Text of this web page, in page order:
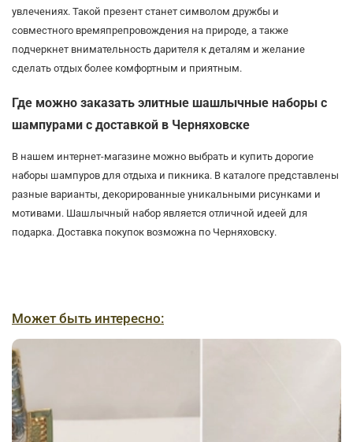
увлечениях. Такой презент станет символом дружбы и
совместного времяпрепровождения на природе, а также
подчеркнет внимательность дарителя к деталям и желание
сделать отдых более комфортным и приятным.
Где можно заказать элитные шашлычные наборы с
шампурами с доставкой в Черняховске
В нашем интернет-магазине можно выбрать и купить дорогие
наборы шампуров для отдыха и пикника. В каталоге представлены
разные варианты, декорированные уникальными рисунками и
мотивами. Шашлычный набор является отличной идеей для
подарка. Доставка покупок возможна по Черняховску.
Может быть интересно: